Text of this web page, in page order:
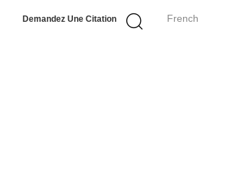
French
Demandez Une Citation